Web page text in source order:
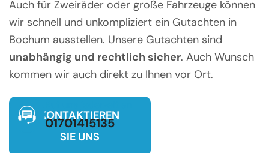
Auch für Zweiräder oder große Fahrzeuge können
wir schnell und unkompliziert ein Gutachten in
Bochum ausstellen. Unsere Gutachten sind
unabhängig und rechtlich sicher. Auch Wunsch
kommen wir auch direkt zu Ihnen vor Ort.
KONTAKTIEREN
SIE UNS
01701415135